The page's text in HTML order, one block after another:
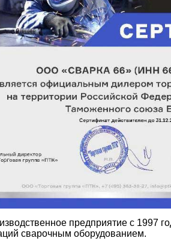
предприятие с 1997
сварочным оборудованием.